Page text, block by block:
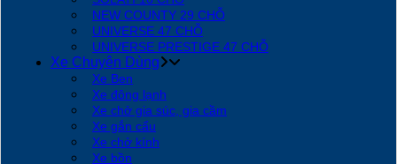
NEW COUNTY 29 CHỖ
UNIVERSE 47 CHỖ
UNIVERSE PRESTIGE 47 CHỖ
Xe Chuyên Dùng
Xe Ben
Xe đông lạnh
Xe chở gia súc, gia cầm
Xe gắn cẩu
Xe chở kính
Xe bồn